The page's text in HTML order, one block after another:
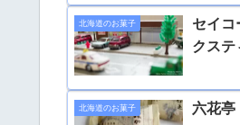
北海道のお菓子
セイコ
クステ
北海道のお菓子 六花